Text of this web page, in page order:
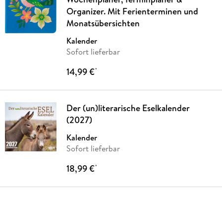
Organizer. Mit Ferienterminen und
Monatsübersichten
Kalender
Sofort lieferbar
14,99 €*
Der (un)literarische Eselkalender
(2027)
Kalender
Sofort lieferbar
18,99 €*